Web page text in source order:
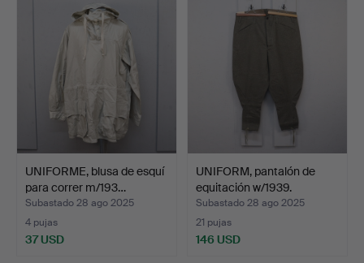
UNIFORME, blusa de esquí
para correr m/193…
Subastado 28 ago 2025
4 pujas
37 USD
UNIFORM, pantalón de
equitación w/1939.
Subastado 28 ago 2025
21 pujas
146 USD